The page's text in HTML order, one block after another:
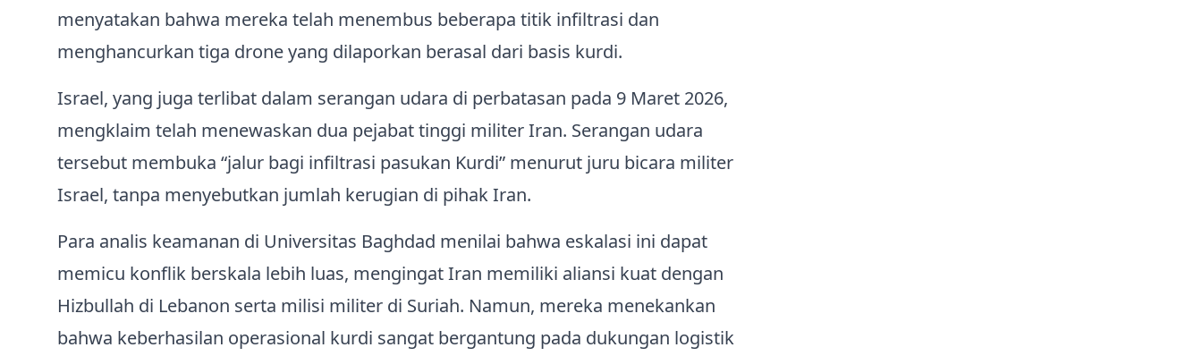
menyatakan bahwa mereka telah menembus beberapa titik infiltrasi dan
menghancurkan tiga drone yang dilaporkan berasal dari basis kurdi.
Israel, yang juga terlibat dalam serangan udara di perbatasan pada 9 Maret 2026,
mengklaim telah menewaskan dua pejabat tinggi militer Iran. Serangan udara
tersebut membuka “jalur bagi infiltrasi pasukan Kurdi” menurut juru bicara militer
Israel, tanpa menyebutkan jumlah kerugian di pihak Iran.
Para analis keamanan di Universitas Baghdad menilai bahwa eskalasi ini dapat
memicu konflik berskala lebih luas, mengingat Iran memiliki aliansi kuat dengan
Hizbullah di Lebanon serta milisi militer di Suriah. Namun, mereka menekankan
bahwa keberhasilan operasional kurdi sangat bergantung pada dukungan logistik